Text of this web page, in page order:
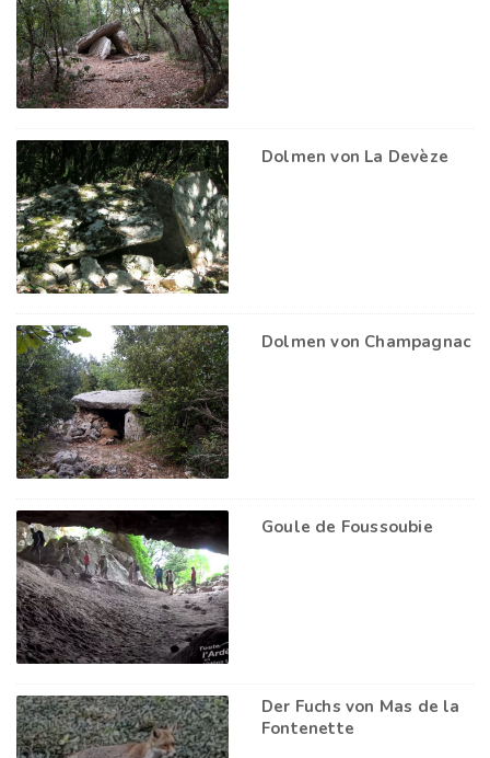
Dolmen von La Devèze
Dolmen von Champagnac
Goule de Foussoubie
Der Fuchs von Mas de la
Fontenette